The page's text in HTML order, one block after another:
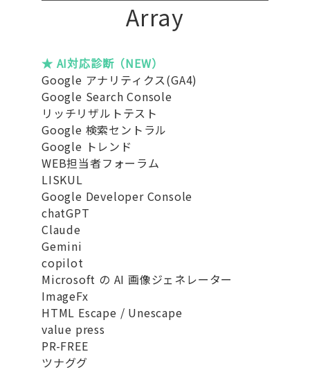
Array
★ AI対応診断（NEW）
Google アナリティクス(GA4)
Google Search Console
リッチリザルトテスト
Google 検索セントラル
Google トレンド
WEB担当者フォーラム
LISKUL
Google Developer Console
chatGPT
Claude
Gemini
copilot
Microsoft の AI 画像ジェネレーター
ImageFx
HTML Escape / Unescape
value press
PR-FREE
ツナググ